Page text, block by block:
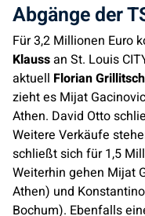
Abgänge der
Für 3,2 Millionen Euro
Klaussan St. Louis
aktuell Florian Grillitsch
zieht es Mijat
Athen. David Otto
Weitere Verkäufe
schließt sich für 1,5
Weiterhin gehen Mijat
Athen) und
Bochum). Ebenfalls